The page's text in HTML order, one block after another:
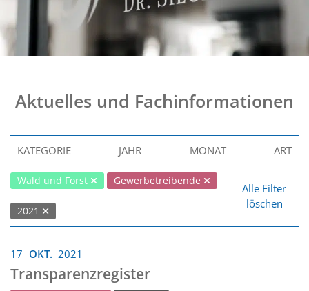
Aktuelles und Fachinformationen
KATEGORIE JAHR MONAT ART
Wald und Forst Gewerbetreibende
2021
Alle Filter
löschen
17 OKT. 2021
Transparenzregister